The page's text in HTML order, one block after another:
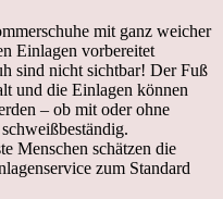
mit ganz weicher
Einlagen vorbereitet
sind nicht sichtbar! Der Fuß
und die Einlagen können
– ob mit oder ohne
Menschen schätzen die
zum Standard